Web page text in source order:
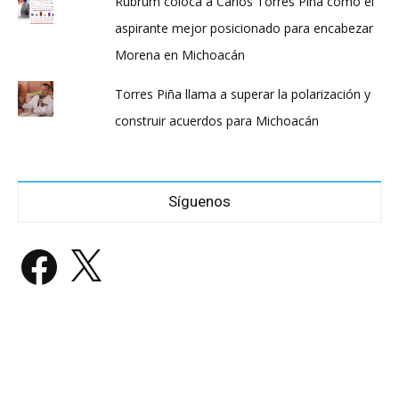
aspirante mejor posicionado para encabezar
Morena en Michoacán
Torres Piña llama a superar la polarización y
construir acuerdos para Michoacán
Síguenos
Facebook